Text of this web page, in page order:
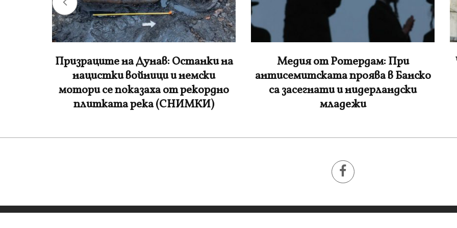
Медия от Ротердам: При
антисемитската проява в Банско
са засегнати и нидерландски
младежи
ЧИСТКАТА В МВР ПРОДЪЛЖАВА:
Смениха и шефа на полицията в
Бургас